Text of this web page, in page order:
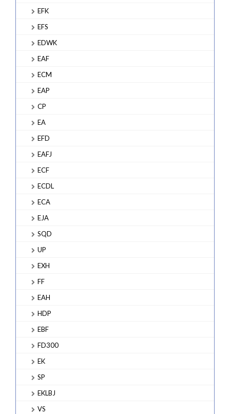
EFK
EFS
EDWK
EAF
ECM
EAP
CP
EA
EFD
EAFJ
ECF
ECDL
ECA
EJA
SQD
UP
EXH
FF
EAH
HDP
EBF
FD300
EK
SP
EKLBJ
VS